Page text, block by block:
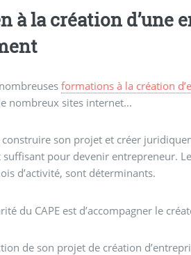
à la création d’une
formations à la création
nombreux sites internet...
construire son projet et créer
suffisant pour devenir entrepreneur.
d’activité, sont déterminants.
du CAPE est d’accompagner le
de son projet de création